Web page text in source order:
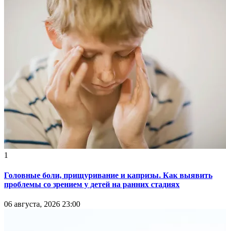
1
Головные боли, прищуривание и капризы. Как выявить
проблемы со зрением у детей на ранних стадиях
06 августа, 2026 23:00